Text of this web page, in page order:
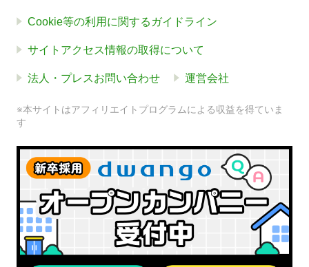
Cookie等の利用に関するガイドライン
サイトアクセス情報の取得について
法人・プレスお問い合わせ 運営会社
※本サイトはアフィリエイトプログラムによる収益を得ていま
す